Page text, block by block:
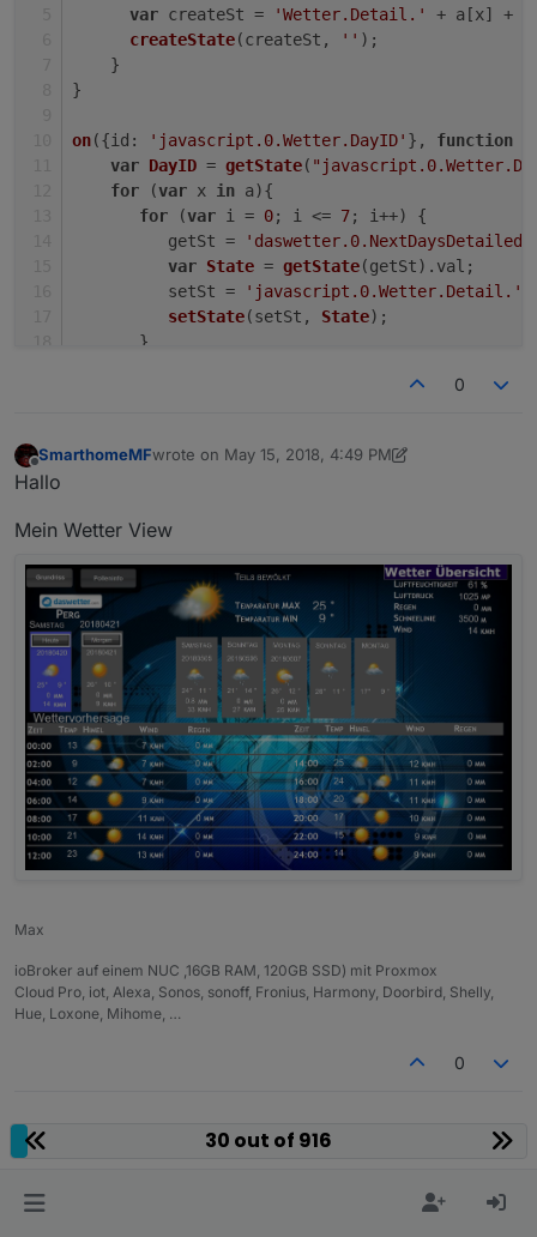
var createSt = 'Wetter.Detail.' + a[x] +
createState(createSt, '' );
    }
}
on({id : 'javascript.0.Wetter.DayID' }, function
var DayID = getState(
for (var x in a){
for (var i = 0; i <= 7; i++) {
          getSt =
var State = getState(getSt). val ;
          setSt =
'javascript.0.Wetter.Detail.'
setState(setSt, State);
       }
0
Offline
SmarthomeMFwrote on May 15, 2018, 4:49 PM
last edited by Jey CeeJun 22, 2019, 11:36 PM
Hallo
Mein Wetter View
Max
ioBroker auf einem NUC ,16GB RAM, 120GB SSD) mit Proxmox
Cloud Pro, iot, Alexa, Sonos, sonoff, Fronius, Harmony, Doorbird, Shelly,
Hue, Loxone, Mihome, …
0
Hello! It looks like you're interested in this
30 out of 916